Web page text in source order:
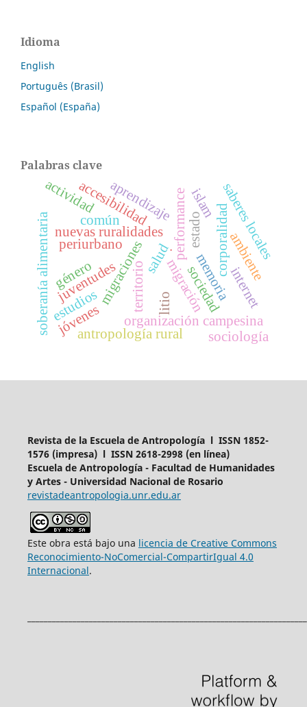
Idioma
English
Português (Brasil)
Español (España)
Palabras clave
memoria
corporalidad
performance
migraciones
juventudes
nuevas ruralidades
territorio
organización campesina
salud
accesibilidad
género migración
antropología rural
periurbano
soberanía alimentaria saberes locales
litio
aprendizaje
común
actividad
ambiente
sociedad
.
internet
estado
islam
estudios
sociología
jóvenes
Revista de la Escuela de Antropología l ISSN 1852-
1576 (impresa) l ISSN 2618-2998 (en línea)
Escuela de Antropología - Facultad de Humanidades
y Artes - Universidad Nacional de Rosario
revistadeantropologia.unr.edu.ar
Este obra está bajo una licencia de Creative Commons
Reconocimiento-NoComercial-CompartirIgual 4.0
Internacional.